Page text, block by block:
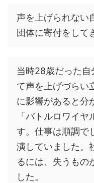
声を上げられない
団体に寄付をして
当時28歳だった自
て声を上げづらい
に影響があると分
「バトルロワイ
す。仕事は順調で
演していました。
るには、失うもの
した。